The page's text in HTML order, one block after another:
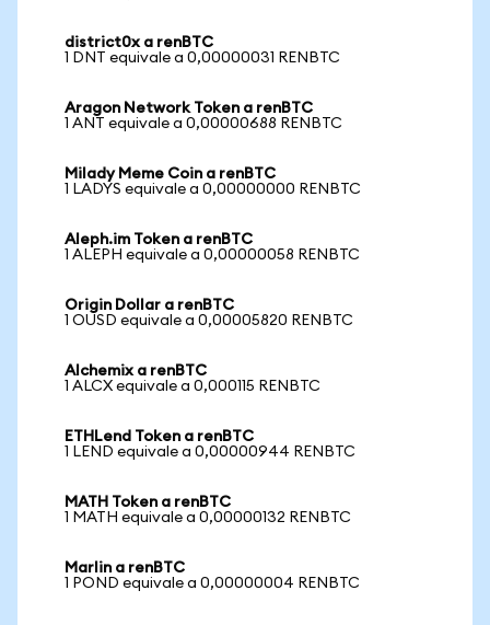
district0x a renBTC
1 DNT equivale a 0,00000031 RENBTC
Aragon Network Token a renBTC
1 ANT equivale a 0,00000688 RENBTC
Milady Meme Coin a renBTC
1 LADYS equivale a 0,00000000 RENBTC
Aleph.im Token a renBTC
1 ALEPH equivale a 0,00000058 RENBTC
Origin Dollar a renBTC
1 OUSD equivale a 0,00005820 RENBTC
Alchemix a renBTC
1 ALCX equivale a 0,000115 RENBTC
ETHLend Token a renBTC
1 LEND equivale a 0,00000944 RENBTC
MATH Token a renBTC
1 MATH equivale a 0,00000132 RENBTC
Marlin a renBTC
1 POND equivale a 0,00000004 RENBTC